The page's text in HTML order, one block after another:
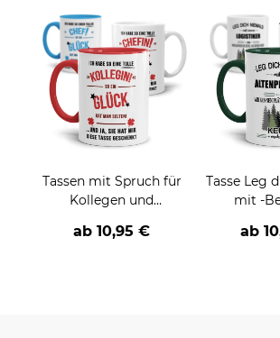
Tassen mit Spruch für
Kollegen und
ab10,95 €
Tasse Leg
mit -
ab